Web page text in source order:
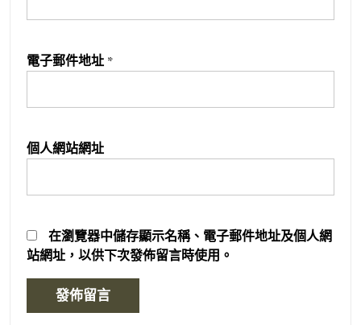
電子郵件地址 *
個人網站網址
在瀏覽器中儲存顯示名稱、電子郵件地址及個人網
站網址，以供下次發佈留言時使用。